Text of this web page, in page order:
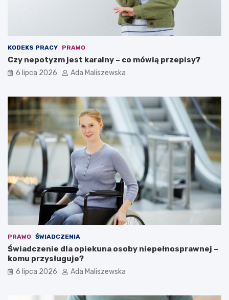
KODEKS PRACY PRAWO
Czy nepotyzm jest karalny – co mówią przepisy?
6 lipca 2026 Ada Maliszewska
PRAWO ŚWIADCZENIA
Świadczenie dla opiekuna osoby niepełnosprawnej –
komu przysługuje?
6 lipca 2026 Ada Maliszewska